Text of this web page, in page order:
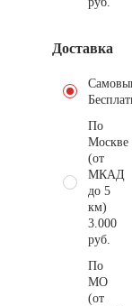
Доставка
По
Москве
(от
МКАД
до 5
км)
3.000
руб.
По
МО
(от